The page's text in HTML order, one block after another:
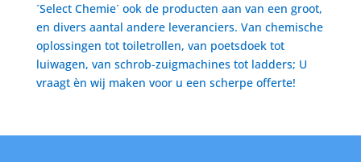
´Select Chemie´ ook de producten aan van een groot,
en divers aantal andere leveranciers. Van chemische
oplossingen tot toiletrollen, van poetsdoek tot
luiwagen, van schrob-zuigmachines tot ladders; U
vraagt èn wij maken voor u een scherpe offerte!